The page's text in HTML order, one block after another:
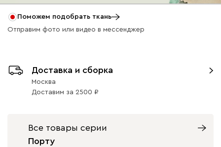
Поможем подобрать ткань
Отправим фото или видео в мессенджер
Доставка и сборка
Москва
Доставим за 2500
Все товары серии
Порту